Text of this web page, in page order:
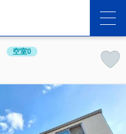
空室0